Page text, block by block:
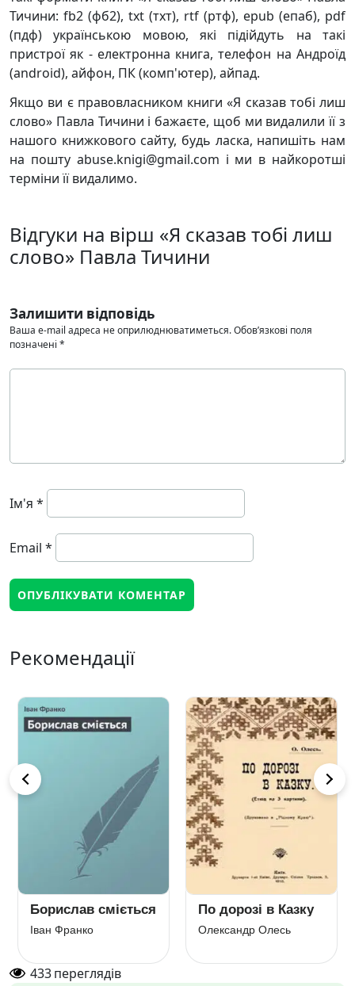
Тичини: fb2 (фб2), txt (тхт), rtf (ртф), epub (епаб), pdf
(пдф) українською мовою, які підійдуть на такі
пристрої як - електронна книга, телефон на Андроїд
(android), айфон, ПК (комп'ютер), айпад.
Якщо ви є правовласником книги «Я сказав тобі лиш
слово» Павла Тичини і бажаєте, щоб ми видалили її з
нашого книжкового сайту, будь ласка, напишіть нам
на пошту abuse.knigi@gmail.com і ми в найкоротші
терміни її видалимо.
Відгуки на вірш «Я сказав тобі лиш
слово» Павла Тичини
Залишити відповідь
Ваша e-mail адреса не оприлюднюватиметься.Обов’язкові поля
позначені *
Ім'я *
Email *
Рекомендації
Борислав сміється
Іван Франко
По дорозі в Казку
Олександр Олесь
433переглядів